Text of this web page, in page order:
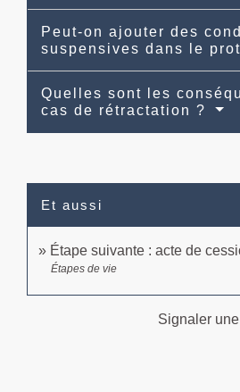
Peut-on ajouter des
suspensives dans le
Quelles sont les
cas de rétractation ?
Et aussi
Étape suivante : acte de
Étapes de vie
Signaler